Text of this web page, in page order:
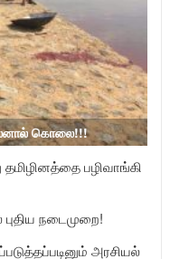
கொலை!!!
பழிவாங்கி
நடைமுறை!
அரசியல்